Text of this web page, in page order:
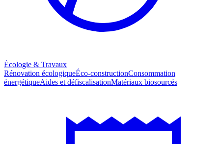
Écologie & Travaux
Rénovation écologiqueÉco-constructionConsommation
énergétiqueAides et défiscalisationMatériaux biosourcés